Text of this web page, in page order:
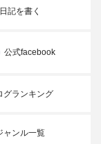
日記を書く
公式facebook
グランキング
ャンル一覧